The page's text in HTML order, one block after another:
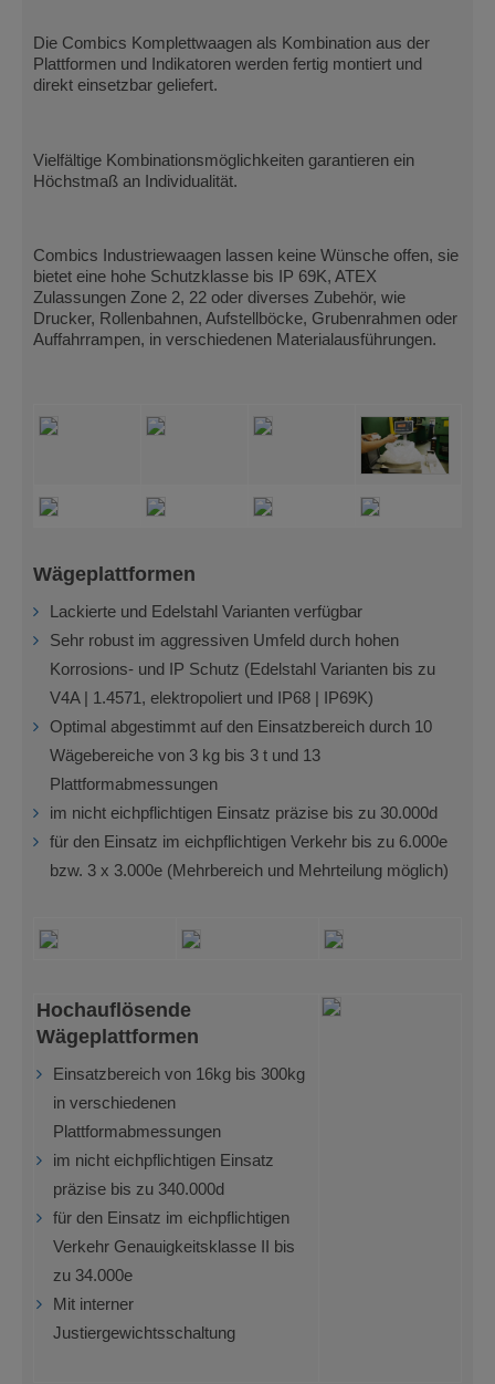
Die Combics Komplettwaagen als Kombination aus der
Plattformen und Indikatoren werden fertig montiert und
direkt einsetzbar geliefert.
Vielfältige Kombinationsmöglichkeiten garantieren ein
Höchstmaß an Individualität.
Combics Industriewaagen lassen keine Wünsche offen, sie
bietet eine hohe Schutzklasse bis IP 69K, ATEX
Zulassungen Zone 2, 22 oder diverses Zubehör, wie
Drucker, Rollenbahnen, Aufstellböcke, Grubenrahmen oder
Auffahrrampen, in verschiedenen Materialausführungen.
Wägeplattformen
Lackierte und Edelstahl Varianten verfügbar
Sehr robust im aggressiven Umfeld durch hohen
Korrosions- und IP Schutz (Edelstahl Varianten bis zu
V4A | 1.4571, elektropoliert und IP68 | IP69K)
Optimal abgestimmt auf den Einsatzbereich durch 10
Wägebereiche von 3 kg bis 3 t und 13
Plattformabmessungen
im nicht eichpflichtigen Einsatz präzise bis zu 30.000d
für den Einsatz im eichpflichtigen Verkehr bis zu 6.000e
bzw. 3 x 3.000e (Mehrbereich und Mehrteilung möglich)
Hochauflösende
Wägeplattformen
Einsatzbereich von 16kg bis 300kg
in verschiedenen
Plattformabmessungen
im nicht eichpflichtigen Einsatz
präzise bis zu 340.000d
für den Einsatz im eichpflichtigen
Verkehr Genauigkeitsklasse II bis
zu 34.000e
Mit interner
Justiergewichtsschaltung